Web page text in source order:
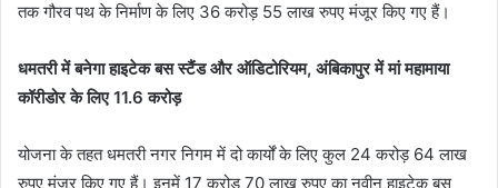
तक गौरव पथ के निर्माण के लिए 36 करोड़ 55 लाख रुपए मंजूर किए गए हैं।
धमतरी में बनेगा हाइटेक बस स्टैंड और ऑडिटोरियम, अंबिकापुर में मां महामाया
कॉरीडोर के लिए 11.6 करोड़
योजना के तहत धमतरी नगर निगम में दो कार्यों के लिए कुल 24 करोड़ 64 लाख
रुपए मंजूर किए गए हैं। इनमें 17 करोड़ 70 लाख रुपए का नवीन हाइटेक बस